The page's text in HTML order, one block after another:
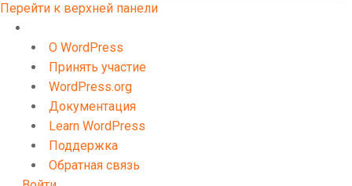
Перейти к верхней панели
WordPress
О WordPress
Принять участие
WordPress.org
Документация
Learn WordPress
Поддержка
Обратная связь